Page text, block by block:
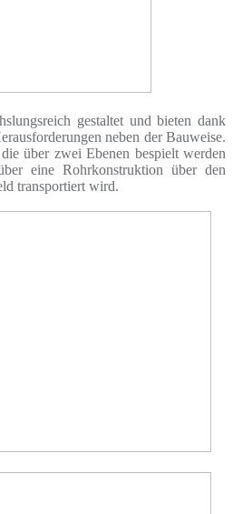
gestaltet und bieten dank
neben der Bauweise.
über zwei Ebenen bespielt werden
eine Rohrkonstruktion über den
transportiert wird.